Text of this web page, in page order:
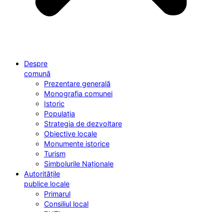
Despre
comună
Prezentare generală
Monografia comunei
Istoric
Populația
Strategia de dezvoltare
Obiective locale
Monumente istorice
Turism
Simbolurile Naționale
Autoritățile
publice locale
Primarul
Consiliul local